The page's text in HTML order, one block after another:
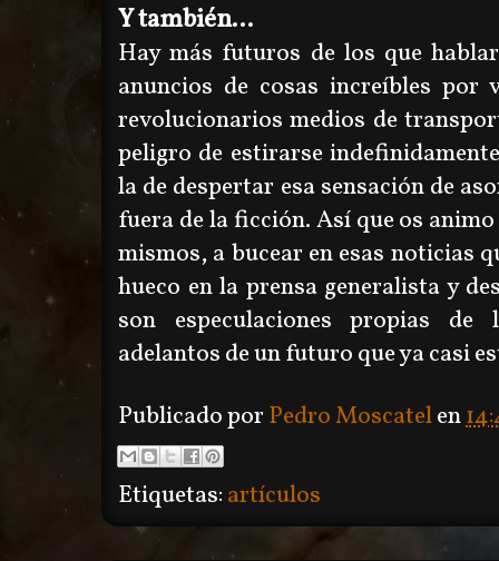
Y también...
Hay más futuros de los que
anuncios de cosas increíbles por
revolucionarios medios de
peligro de estirarse
la de despertar esa sensación de
fuera de la ficción. Así que os
mismos, a bucear en esas noticias
hueco en la prensa generalista y
son especulaciones propias
adelantos de un futuro que ya casi
Publicado porPedro Moscatelen
Etiquetas:artículos